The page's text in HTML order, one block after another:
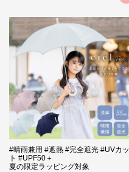
#晴雨兼用 #遮熱 #完全遮光 #UVカッ
ト #UPF50＋
夏の限定ラッピング対象